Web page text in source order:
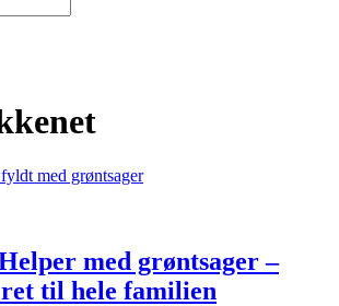
med grøntsager –
til hele familien